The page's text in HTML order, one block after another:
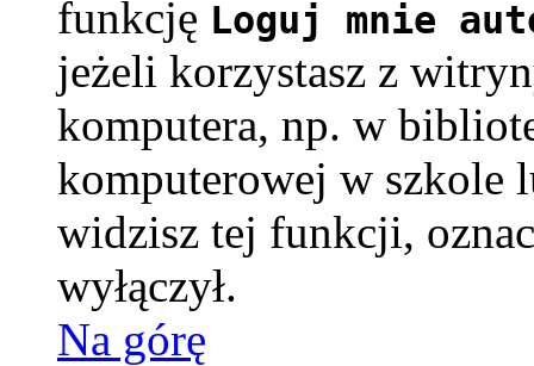
funkcję Loguj mnie
jeżeli korzystasz z
komputera, np. w
komputerowej w szkole
widzisz tej funkcji,
wyłączył.
Na górę